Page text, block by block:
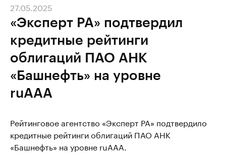
«Эксперт РА» подтвердил
кредитные рейтинги
облигаций ПАО АНК
«Башнефть» на уровне
ruAAA
27.05.2025
Рейтинговое агентство «Эксперт РА» подтвердило
кредитные рейтинги облигаций ПАО АНК
«Башнефть» на уровне ruAAA.